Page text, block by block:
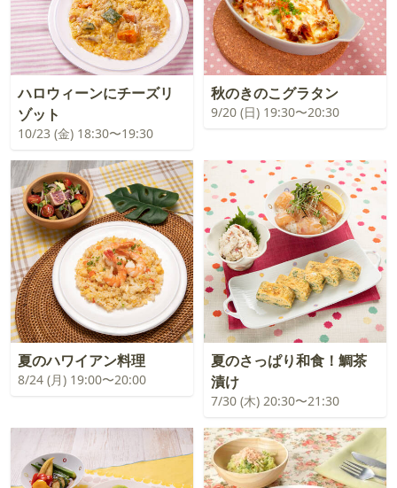
ハロウィーンにチーズリ
ゾット
10/23 (金) 18:30〜19:30
秋のきのこグラタン
9/20 (日) 19:30〜20:30
夏のハワイアン料理
8/24 (月) 19:00〜20:00
夏のさっぱり和食！鯛茶
漬け
7/30 (木) 20:30〜21:30